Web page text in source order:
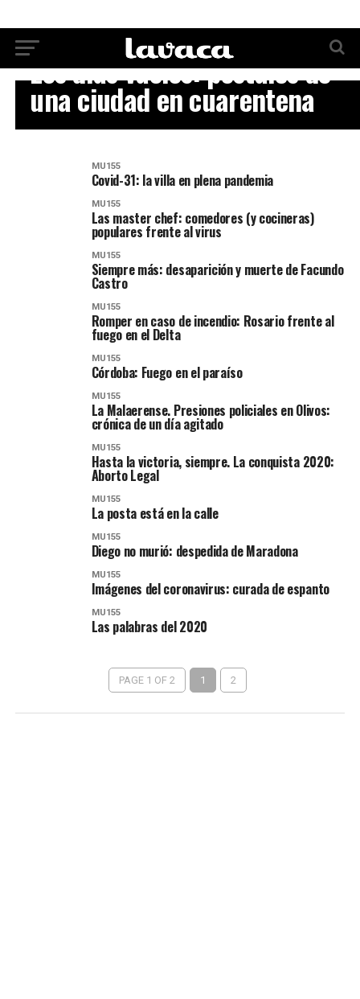
Los días vacíos: postales de
una ciudad en cuarentena
MU155
Covid-31: la villa en plena pandemia
MU155
Las master chef: comedores (y cocineras)
populares frente al virus
MU155
Siempre más: desaparición y muerte de Facundo
Castro
MU155
Romper en caso de incendio: Rosario frente al
fuego en el Delta
MU155
Córdoba: Fuego en el paraíso
MU155
La Malaerense. Presiones policiales en Olivos:
crónica de un día agitado
MU155
Hasta la victoria, siempre. La conquista 2020:
Aborto Legal
MU155
La posta está en la calle
MU155
Diego no murió: despedida de Maradona
MU155
Imágenes del coronavirus: curada de espanto
MU155
Las palabras del 2020
PAGE 1 OF 2 1 2